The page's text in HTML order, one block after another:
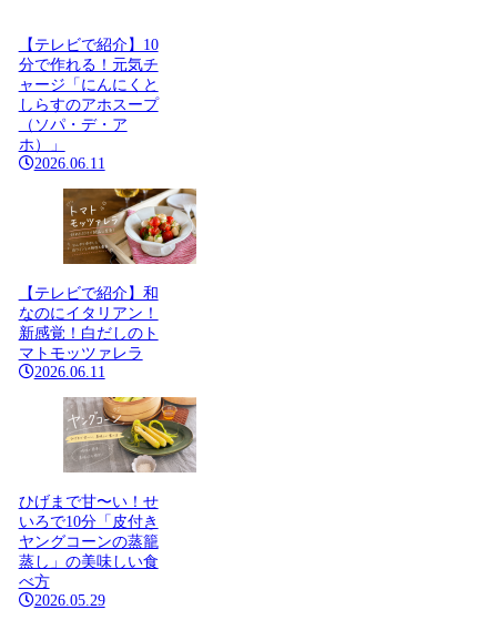
【テレビで紹介】10
分で作れる！元気チ
ャージ「にんにくと
しらすのアホスープ
（ソパ・デ・ア
ホ）」
2026.06.11
【テレビで紹介】和
なのにイタリアン！
新感覚！白だしのト
マトモッツァレラ
2026.06.11
ひげまで甘〜い！せ
いろで10分「皮付き
ヤングコーンの蒸籠
蒸し」の美味しい食
べ方
2026.05.29